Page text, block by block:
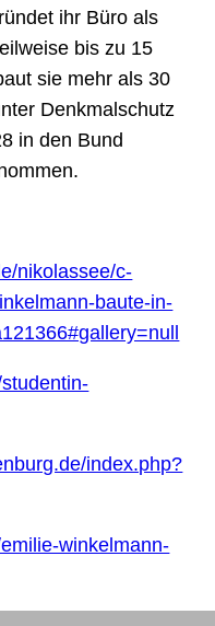
ihr Büro als
bis zu 15
sie mehr als 30
Denkmalschutz
in den Bund
nikolassee/c-
baute-in-
index.php?
winkelmann-